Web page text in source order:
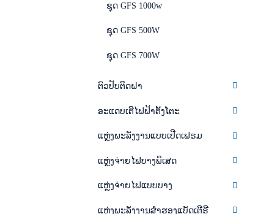
ຊຸດ GFS 1000w
ຊຸດ GFS 500W
ຊຸດ GFS 700W
ຕົວປັບຕິດຝາ
ອະແດບເຕີໄຟຟ້າຕັ້ງໂຕະ
ແຫຼ່ງພະລັງງານແບບເປີດເຟຣມ
ແຫຼ່ງຈ່າຍໄຟບາງພິເສດ
ແຫຼ່ງຈ່າຍໄຟແບບບາງ
ແຫຼ່ງພະລັງງານສຳຮອງແບັດເຕີຣີ